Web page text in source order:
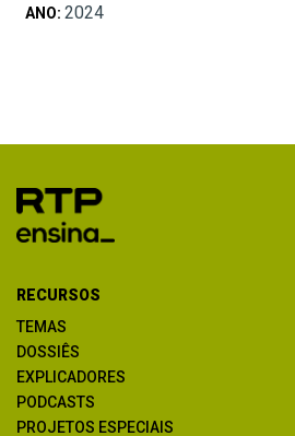
ANO: 2024
RECURSOS
TEMAS
DOSSIÊS
EXPLICADORES
PODCASTS
PROJETOS ESPECIAIS